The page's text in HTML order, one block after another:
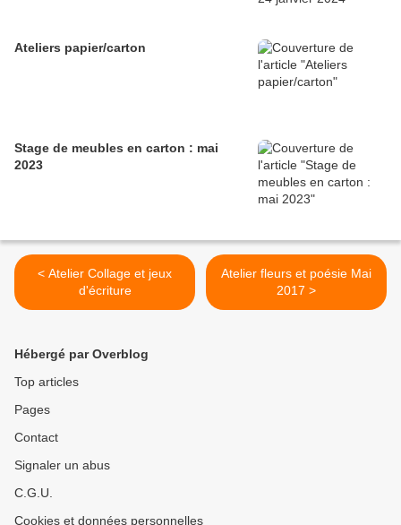
Ateliers papier/carton
Stage de meubles en carton : mai
2023
< Atelier Collage et jeux
d'écriture
Atelier fleurs et poésie Mai
2017 >
Hébergé par Overblog
Top articles
Pages
Contact
Signaler un abus
C.G.U.
Cookies et données personnelles